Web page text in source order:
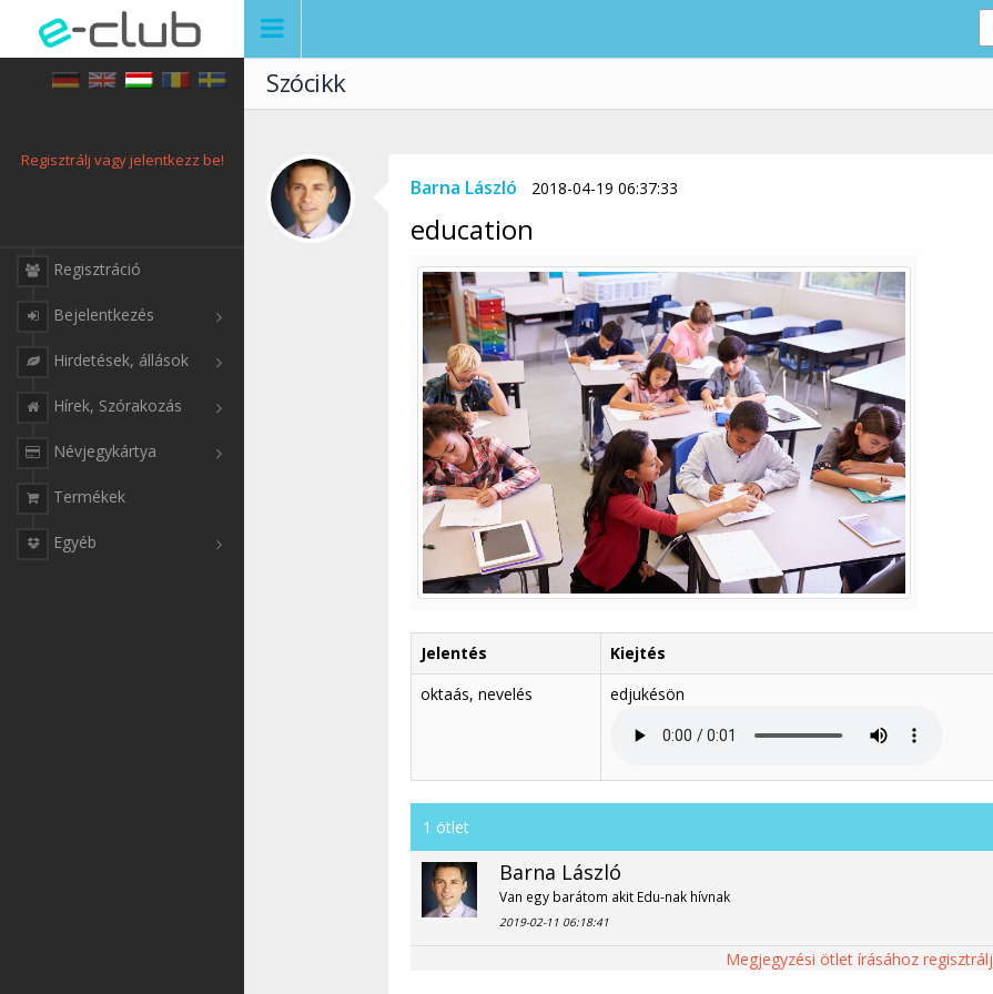
Regisztrálj vagy jelentkezz be!
Regisztráció
Bejelentkezés
Hirdetések, állások
Hírek, Szórakozás
Névjegykártya
Termékek
Egyéb
Szócikk
Barna László 2018-04-19 06:37:33
education
Jelentés Kiejtés
oktaás, nevelés
edjukésön
1 ötlet
Barna László
Van egy barátom akit Edu-nak hívnak
2019-02-11 06:18:41
Megjegyzési ötlet írásához